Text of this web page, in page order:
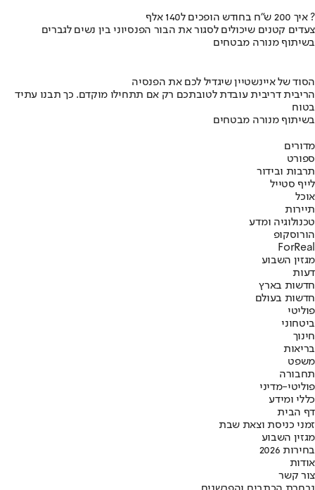
איך 200 ש"ח בחודש הופכים ל140 אלף ?
צעדים קטנים שיכולים לסגור את הבור הפנסיוני בין נשים לגברים
בשיתוף מנורה מבטחים
הסוד של איינשטיין שיגדיל לכם את הפנסיה
הריבית דריבית עובדת לטובתכם רק אם תתחילו מוקדם. כך תבנו עתיד
בטוח
בשיתוף מנורה מבטחים
מדורים
ספורט
תרבות ובידור
לייף סטייל
אוכל
תיירות
טכנולוגיה ומדע
הורוסקופ
ForReal
מגזין השבוע
דעות
חדשות בארץ
חדשות בעולם
פוליטי
ביטחוני
חינוך
בריאות
משפט
תחבורה
פוליטי-מדיני
כללי ומידע
דף הבית
זמני כניסת וצאת שבת
מגזין השבוע
בחירות 2026
אודות
צור קשר